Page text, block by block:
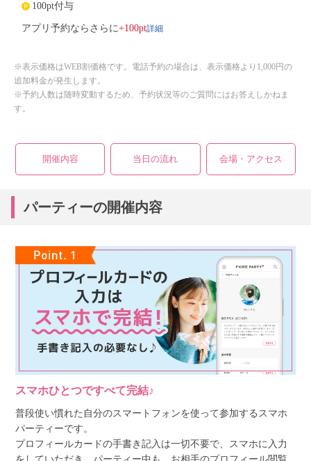
100pt付与
アプリ予約ならさらに+100pt詳細
※表示価格はWEB割価格です。電話予約の場合は、表示価格より1,000円の
追加料金が発生します。
※予約人数は随時変動するため、予約状況等のご質問にはお答えしかねま
す。
開催内容 当日の流れ 会場・アクセス
パーティーの開催内容
スマホひとつですべて完結♪
普段使い慣れた自分のスマートフォンを使って参加するスマホ
パーティーです。
プロフィールカードの手書き記入は一切不要で、スマホに入力
をしていただき、パーティー中も、お相手のプロフィール閲覧